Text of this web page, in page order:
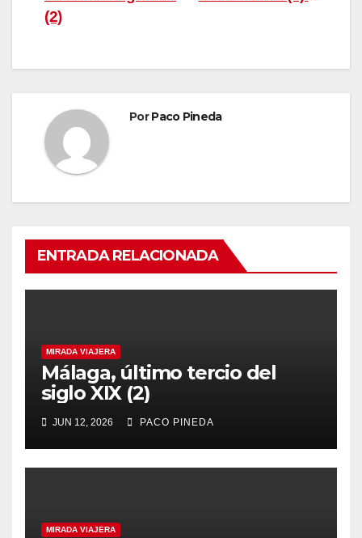
de
(2)
PorPaco Pineda
ENTRADA RELACIONADA
MIRADA VIAJERA
Málaga, último tercio del
siglo XIX (2)
JUN 12, 2026 PACO PINEDA
MIRADA VIAJERA